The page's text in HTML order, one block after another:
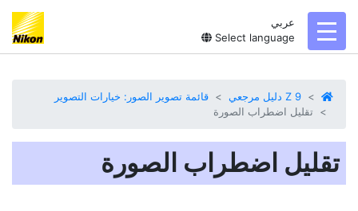
عربي
Select language
Z 9 دليل مرجعي
قائمة تصوير الصور: خيارات التصوير
تقليل اضطراب الصورة
تقليل اضطراب الصورة